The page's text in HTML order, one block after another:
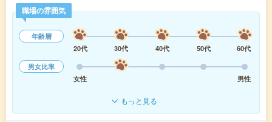
職場の雰囲気
年齢層
20代
30代 40代 50代
60代
男女比率
女性
男性
もっと見る